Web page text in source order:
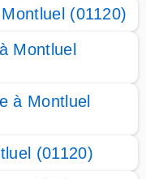
(01120)
Montluel
à Montluel
(01120)